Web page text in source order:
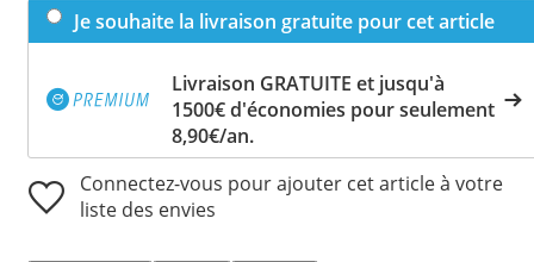
Je souhaite la livraison gratuite pour cet article
Livraison GRATUITE et jusqu'à
1500€ d'économies pour seulement
8,90€/an.
Connectez-vous pour ajouter cet article à votre
liste des envies